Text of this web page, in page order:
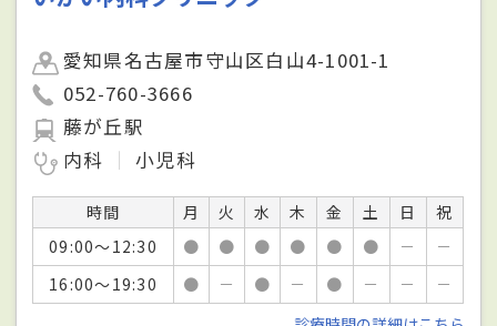
愛知県名古屋市守山区白山4-1001-1
052-760-3666
藤が丘駅
内科
小児科
時間 月 火 水 木 金 土 日
祝
09:00～12:30
● ● ● ● ● ● －
－
16:00～19:30
● － ● － ● － －
－